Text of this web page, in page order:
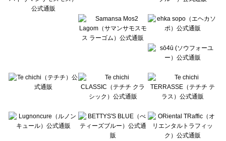
Wpc.（ワールドパーティー）の一覧